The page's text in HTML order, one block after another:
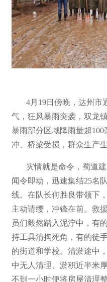
4月19日傍晚，达州市
气，狂风暴雨突袭，双龙
暴雨部分区域降雨量超
冲、桥梁受损，群众生产
灾情就是命令，蜀道
闻令即动，迅速集结25名
线。在队长何胜良带领下
主动请缨，冲锋在前。救
员们毅然踏入泥泞中，有
持工具清掏死角，有的徒
的街道和学校。清淤途中
中无人清理、淤积近半米
不到一小时便将房屋清理